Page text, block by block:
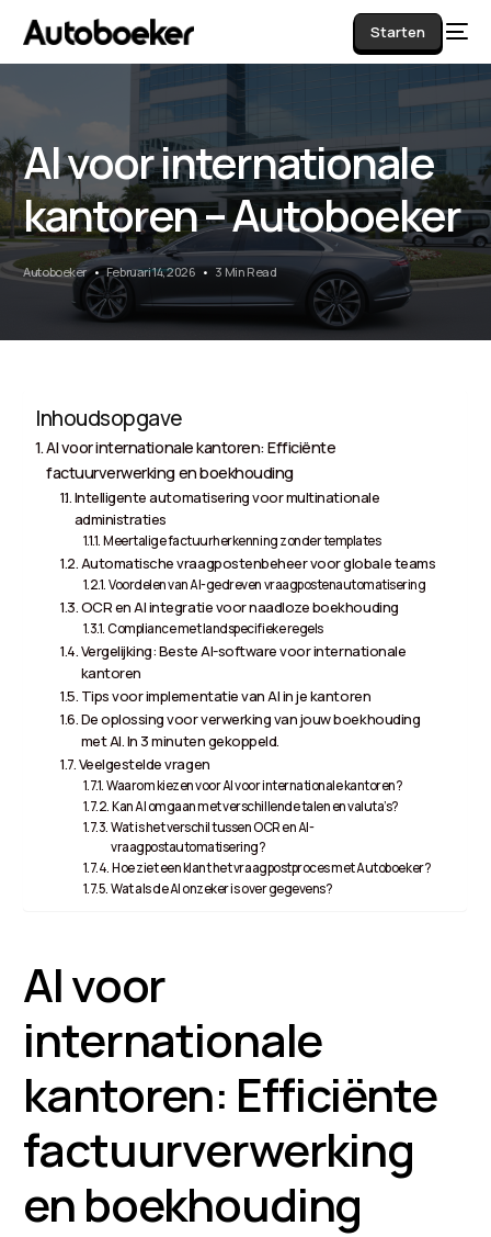
Starten
AI voor internationale
kantoren – Autoboeker
Autoboeker Februari 14, 2026 3 Min Read
Inhoudsopgave
AI voor internationale kantoren: Efficiënte
factuurverwerking en boekhouding
Intelligente automatisering voor multinationale
administraties
Meertalige factuurherkenning zonder templates
Automatische vraagpostenbeheer voor globale teams
Voordelen van AI-gedreven vraagpostenautomatisering
OCR en AI integratie voor naadloze boekhouding
Compliance met landspecifieke regels
Vergelijking: Beste AI-software voor internationale
kantoren
Tips voor implementatie van AI in je kantoren
De oplossing voor verwerking van jouw boekhouding
met AI. In 3 minuten gekoppeld.
Veelgestelde vragen
Waarom kiezen voor AI voor internationale kantoren?
Kan AI omgaan met verschillende talen en valuta’s?
Wat is het verschil tussen OCR en AI-
vraagpostautomatisering?
Hoe ziet een klant het vraagpostproces met Autoboeker?
Wat als de AI onzeker is over gegevens?
AI voor
internationale
kantoren: Efficiënte
factuurverwerking
en boekhouding